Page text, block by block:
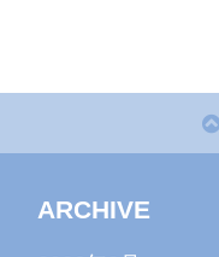
ARCHIVE